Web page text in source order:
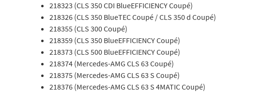
218323 (CLS 350 CDI BlueEFFICIENCY Coupé)
218326 (CLS 350 BlueTEC Coupé / CLS 350 d Coupé)
218355 (CLS 300 Coupé)
218359 (CLS 350 BlueEFFICIENCY Coupé)
218373 (CLS 500 BlueEFFICIENCY Coupé)
218374 (Mercedes-AMG CLS 63 Coupé)
218375 (Mercedes-AMG CLS 63 S Coupé)
218376 (Mercedes-AMG CLS 63 S 4MATIC Coupé)